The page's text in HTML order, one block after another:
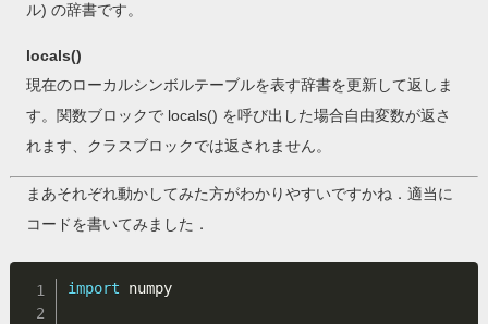
ル) の辞書です。
locals()
現在のローカルシンボルテーブルを表す辞書を更新して返しま
す。関数ブロックで locals() を呼び出した場合自由変数が返さ
れます、クラスブロックでは返されません。
まあそれぞれ動かしてみた方がわかりやすいですかね．適当に
コードを書いてみました．
import numpy